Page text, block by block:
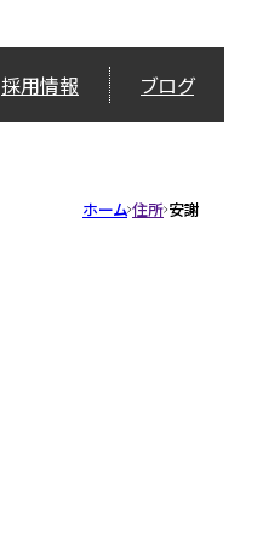
採用情報 ブログ
ホーム 住所 安謝